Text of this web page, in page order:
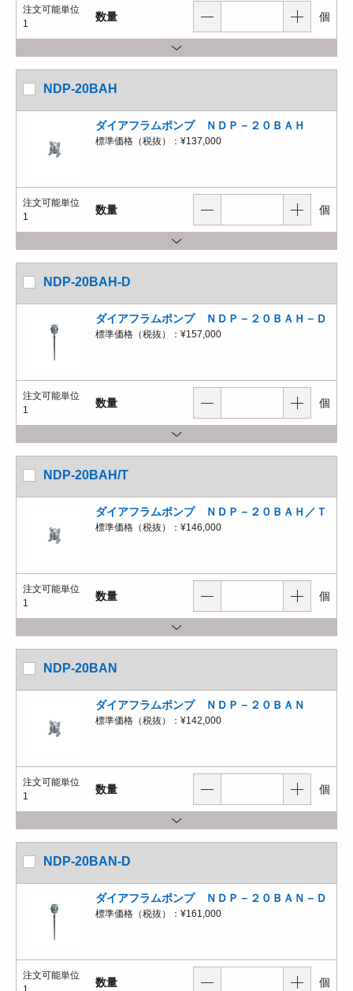
注文可能単位
1
数量 個
NDP-20BAH
ダイアフラムポンプ ＮＤＰ－２０ＢＡＨ
標準価格（税抜）： ¥137,000
注文可能単位
1
数量 個
NDP-20BAH-D
ダイアフラムポンプ ＮＤＰ－２０ＢＡＨ－Ｄ
標準価格（税抜）： ¥157,000
注文可能単位
1
数量 個
NDP-20BAH/T
ダイアフラムポンプ ＮＤＰ－２０ＢＡＨ／Ｔ
標準価格（税抜）： ¥146,000
注文可能単位
1
数量 個
NDP-20BAN
ダイアフラムポンプ ＮＤＰ－２０ＢＡＮ
標準価格（税抜）： ¥142,000
注文可能単位
1
数量 個
NDP-20BAN-D
ダイアフラムポンプ ＮＤＰ－２０ＢＡＮ－Ｄ
標準価格（税抜）： ¥161,000
注文可能単位
数量 個